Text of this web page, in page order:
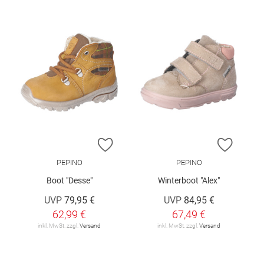
ZUR WUNSCHLISTE HINZUFÜGEN
PEPINO
Boot "Desse"
UVP 79,95 €
62,99 €
inkl. MwSt. zzgl.Versand
ZUR
PEPINO
Winterboot "Alex"
UVP 84,95 €
67,49 €
inkl. MwSt. zzgl.Versand